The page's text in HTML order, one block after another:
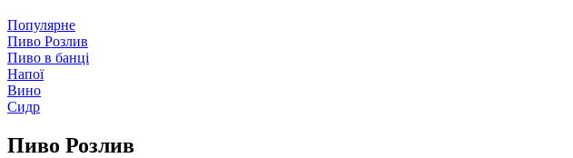
Популярне
Пиво Розлив
Пиво в банці
Напої
Вино
Сидр
Пиво Розлив